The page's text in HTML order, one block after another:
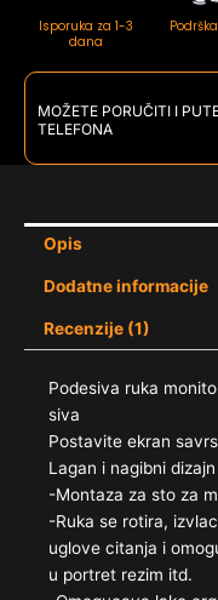
Isporuka za 1-3
dana
MOŽETE PORUČITI I
TELEFONA
Opis
Dodatne informacije
Recenzije (1)
Podesiva ruka
siva
Postavite ekran
Lagan i nagibni dizajn
-Montaza za sto za
-Ruka se rotira,
uglove citanja i
u portret rezim itd.